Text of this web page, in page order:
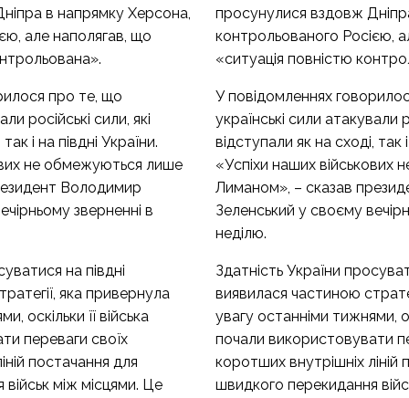
в напрямку Херсона,
але наполягав, що
про те, що
російські сили, які
і на півдні України.
не обмежуються лише
Володимир
зверненні в
на півдні
яка привернула
оскільки її війська
переваги своїх
постачання для
між місцями. Це
просунулися вздовж
контрольованого Росією,
«ситуація повністю
У повідомленнях
українські сили атакували
відступали як на сході, так
«Успіхи наших
Лиманом», – сказав
Зеленський у своєму
неділю.
Здатність України
виявилася частиною
увагу останніми тижнями,
почали використовувати
коротших внутрішніх ліній
швидкого перекидання